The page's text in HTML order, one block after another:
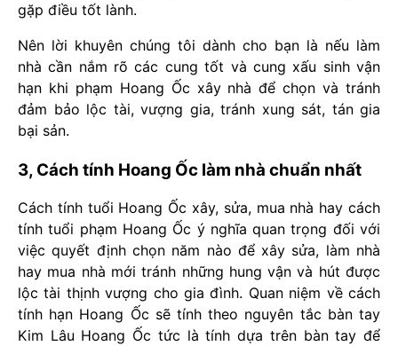
gặp điều tốt lành.
Nên lời khuyên chúng tôi dành cho bạn là nếu làm
nhà cần nắm rõ các cung tốt và cung xấu sinh vận
hạn khi phạm Hoang Ốc xây nhà để chọn và tránh
đảm bảo lộc tài, vượng gia, tránh xung sát, tán gia
bại sản.
3, Cách tính Hoang Ốc làm nhà chuẩn nhất
Cách tính tuổi Hoang Ốc xây, sửa, mua nhà hay cách
tính tuổi phạm Hoang Ốc ý nghĩa quan trọng đối với
việc quyết định chọn năm nào để xây sửa, làm nhà
hay mua nhà mới tránh những hung vận và hút được
lộc tài thịnh vượng cho gia đình. Quan niệm về cách
tính hạn Hoang Ốc sẽ tính theo nguyên tắc bàn tay
Kim Lâu Hoang Ốc tức là tính dựa trên bàn tay để